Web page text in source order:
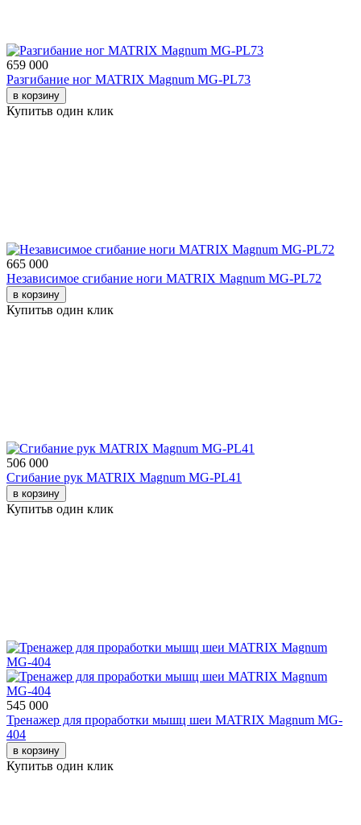
659 000
Разгибание ног MATRIX Magnum MG-PL73
в корзину
Купитьв один клик
665 000
Независимое сгибание ноги MATRIX Magnum MG-PL72
в корзину
Купитьв один клик
506 000
Сгибание рук MATRIX Magnum MG-PL41
в корзину
Купитьв один клик
545 000
Тренажер для проработки мышц шеи MATRIX Magnum MG-
404
в корзину
Купитьв один клик